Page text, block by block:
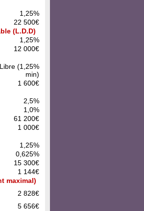
1,25%
22 500€
(L.D.D)
1,25%
12 000€
Libre (1,25%
min)
1 600€
2,5%
1,0%
61 200€
1 000€
1,25%
0,625%
15 300€
1 144€
maximal)
2 828€
5 656€